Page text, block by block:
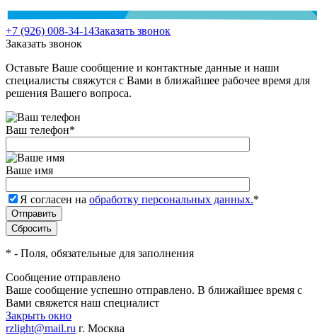
+7 (926) 008-34-14Заказать звонок
Заказать звонок
Оставьте Ваше сообщение и контактные данные и наши
специалисты свяжутся с Вами в ближайшее рабочее время для
решения Вашего вопроса.
Ваш телефон*
Ваше имя
Я согласен на обработку персональных данных.*
* - Поля, обязательные для заполнения
Сообщение отправлено
Ваше сообщение успешно отправлено. В ближайшее время с
Вами свяжется наш специалист
Закрыть окно
rzlight@mail.ru г. Москва